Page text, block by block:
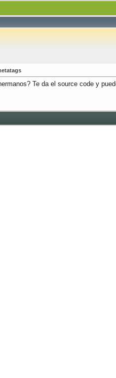
Te da el source code y